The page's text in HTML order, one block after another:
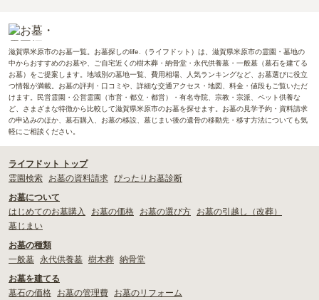
滋賀県米原市のお墓一覧。お墓探しのlife.（ライフドット）は、滋賀県米原市の霊園・墓地の
中からおすすめのお墓や、ご自宅近くの樹木葬・納骨堂・永代供養墓・一般墓（墓石を建てる
お墓）をご提案します。地域別の墓地一覧、費用相場、人気ランキングなど、お墓選びに役立
つ情報が満載。お墓の評判・口コミや、詳細な交通アクセス・地図、料金・値段もご覧いただ
けます。民営霊園・公営霊園（市営・都立・都営）・有名寺院、宗教・宗派、ペット供養な
ど、さまざまな特徴から比較して滋賀県米原市のお墓を探せます。お墓の見学予約・資料請求
の申込みのほか、墓石購入、お墓の移設、墓じまい後の遺骨の移動先・移す方法についても気
軽にご相談ください。
ライフドット トップ
霊園検索
お墓の資料請求 ぴったりお墓診断
お墓について
はじめてのお墓購入
お墓の価格 お墓の選び方
お墓の引越し（改葬）
墓じまい
お墓の種類
一般墓
永代供養墓 樹木葬 納骨堂
お墓を建てる
墓石の価格
お墓の管理費
お墓のリフォーム